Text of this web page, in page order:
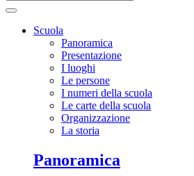
Scuola
Panoramica
Presentazione
I luoghi
Le persone
I numeri della scuola
Le carte della scuola
Organizzazione
La storia
Panoramica